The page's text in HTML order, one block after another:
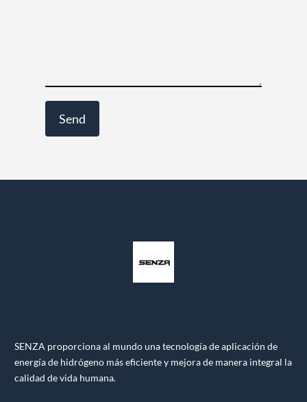
SENZA proporciona al mundo una tecnología de aplicación de
energía de hidrógeno más eficiente y mejora de manera integral la
calidad de vida humana.